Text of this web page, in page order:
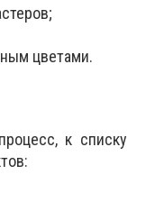
цветами.
к списку